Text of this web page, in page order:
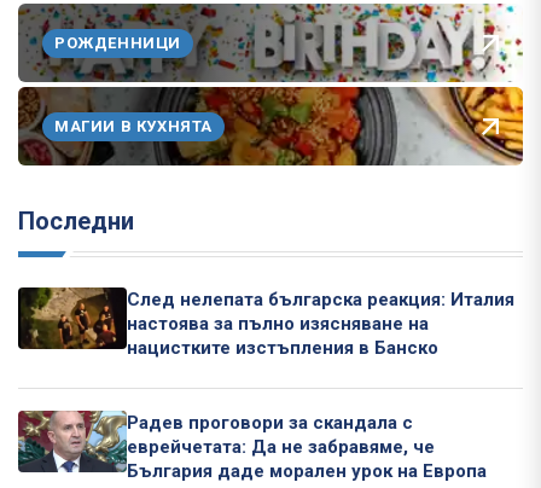
РОЖДЕННИЦИ
МАГИИ В КУХНЯТА
Последни
След нелепата българска реакция: Италия
настоява за пълно изясняване на
нацистките изстъпления в Банско
Радев проговори за скандала с
еврейчетата: Да не забравяме, че
България даде морален урок на Европа